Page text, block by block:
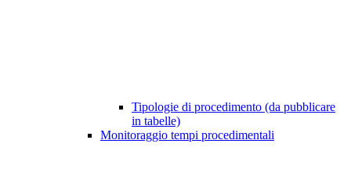
Tipologie di procedimento (da pubblicare
in tabelle)
Monitoraggio tempi procedimentali